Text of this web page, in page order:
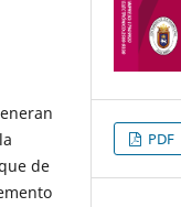
de
PDF